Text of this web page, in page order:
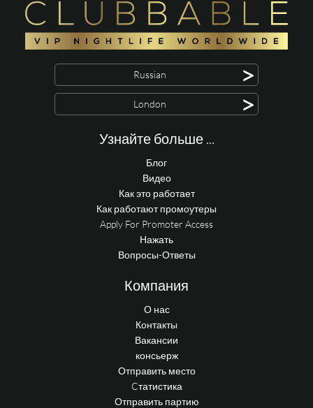
Russian >
London >
Узнайте больше ...
Блог
Видео
Как это работает
Как работают промоутеры
Apply For Promoter Access
Нажать
Вопросы-Ответы
Компания
О нас
Контакты
Вакансии
консьерж
Отправить место
Cтатистика
Отправить партию